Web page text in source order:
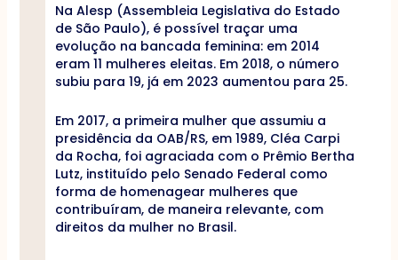
Na Alesp (Assembleia Legislativa do Estado
de São Paulo), é possível traçar uma
evolução na bancada feminina: em 2014
eram 11 mulheres eleitas. Em 2018, o número
subiu para 19, já em 2023 aumentou para 25.
Em 2017, a primeira mulher que assumiu a
presidência da OAB/RS, em 1989, Cléa Carpi
da Rocha, foi agraciada com o Prêmio Bertha
Lutz, instituído pelo Senado Federal como
forma de homenagear mulheres que
contribuíram, de maneira relevante, com
direitos da mulher no Brasil.